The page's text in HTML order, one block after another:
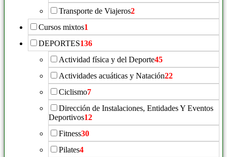
Transporte de Viajeros2
Cursos mixtos1
DEPORTES136
Actividad física y del Deporte45
Actividades acuáticas y Natación22
Ciclismo7
Dirección de Instalaciones, Entidades Y Eventos
Deportivos12
Fitness30
Pilates4